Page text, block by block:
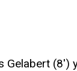
(8′)